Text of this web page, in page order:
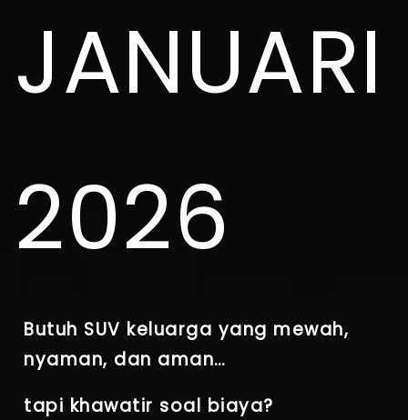
JANUARI
2026
Butuh SUV keluarga yang mewah,
nyaman, dan aman…
tapi khawatir soal biaya?